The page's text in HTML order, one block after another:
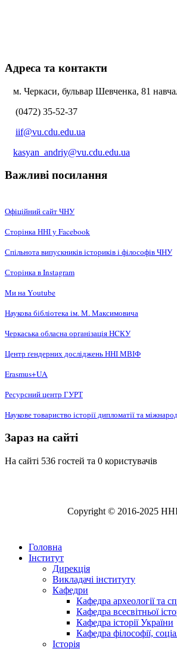
Адреса та контакти
м. Черкаси, бульвар Шевченка, 81
(0472) 35-52-37
iif@vu.cdu.edu.ua
kasyan_andriy@vu.cdu.edu.ua
Важливі посилання
Офіційний сайт ЧНУ
Сторінка ННІ у Facebook
Спільнота випускників істориків і філософів ЧНУ
Сторінка в Instagram
Ми на Youtube
Наукова бібліотека ім. М. Максимовича
Черкаська обласна організація НCКУ
Центр ґендерних досліджень ННІ МВІФ
Erasmus+UA
Ресурсний центр ГУРТ
Наукове товариство історії дипломатії та
Зараз на сайті
На сайті 536 гостей та 0 користувачів
Copyright © 2016-2025 ННІ
Головна
Інститут
Дирекція
Викладачі інституту
Кафедри
Кафедра археології та
Кафедра всесвітньої
Кафедра історії України
Кафедра філософії,
Історія